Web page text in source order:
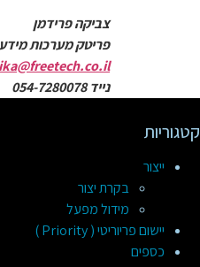
צביקה פרידמן
פריטק מערכות
נייד 054-7280078
קטגוריות
ייצור
בקרת יצור
מידול מפעל
יישום פריוריטי ( Priority )
כספים